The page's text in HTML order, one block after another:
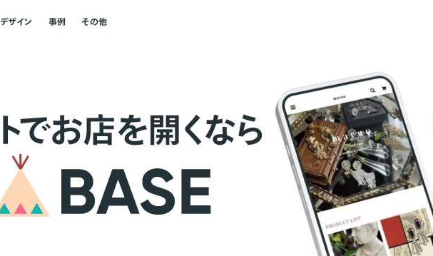
デザイン 事例 その他
トでお店を開くなら